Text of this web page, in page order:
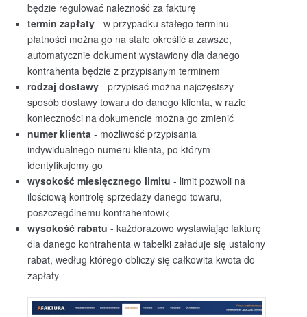
będzie regulować należność za fakturę
termin zapłaty - w przypadku stałego terminu
płatności można go na stałe określić a zawsze,
automatycznie dokument wystawiony dla danego
kontrahenta będzie z przypisanym terminem
rodzaj dostawy - przypisać można najczęstszy
sposób dostawy towaru do danego klienta, w razie
konieczności na dokumencie można go zmienić
numer klienta - możliwość przypisania
indywidualnego numeru klienta, po którym
identyfikujemy go
wysokość miesięcznego limitu - limit pozwoli na
ilościową kontrolę sprzedaży danego towaru,
poszczególnemu kontrahentowi<
wysokość rabatu - każdorazowo wystawiając fakturę
dla danego kontrahenta w tabelki załaduje się ustalony
rabat, według którego obliczy się całkowita kwota do
zapłaty